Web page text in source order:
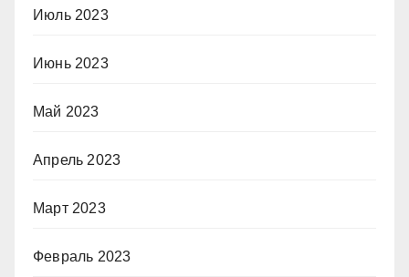
Июль 2023
Июнь 2023
Май 2023
Апрель 2023
Март 2023
Февраль 2023